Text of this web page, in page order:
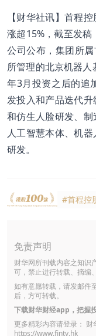
【财华社讯】首程
涨超15%，截至发
公司公布，集团所
所管理的北京机器
年3月投资之后的追
发投入和产品迭代
和仿生人脸研发、
人工智慧本体、机
研发。
#首程控
免责声明
财华网所刊载内容之知识
可，禁止进行转载、摘编
如有意愿转载，请发邮件
后，方可转载。
下载财华财经app，把握
更多精彩内容请登录： 财
https://www.fintv.hk